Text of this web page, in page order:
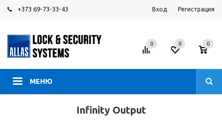
+373 69-73-33-43 Вход Регистрация
МЕНЮ
0 0 0
Infinity Output